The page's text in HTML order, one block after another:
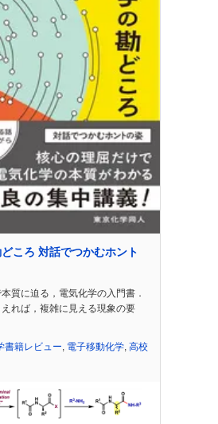
ころ 対話でつかむホント
質に迫る，電気化学の入門書．
れば，複雑に見える現象の要
書籍レビュー, 電子移動化学, 高校